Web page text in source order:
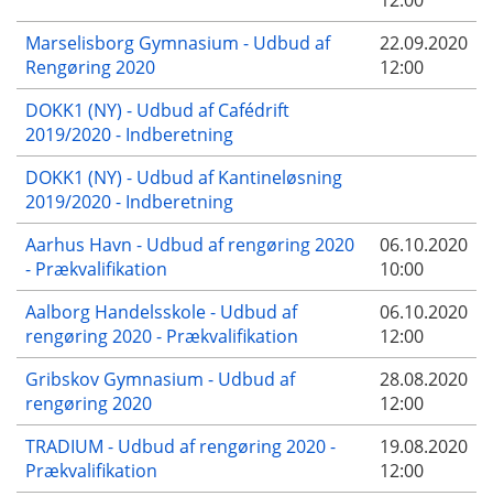
Marselisborg Gymnasium - Udbud af
Rengøring 2020
22.09.2020
12:00
DOKK1 (NY) - Udbud af Cafédrift
2019/2020 - Indberetning
DOKK1 (NY) - Udbud af Kantineløsning
2019/2020 - Indberetning
Aarhus Havn - Udbud af rengøring 2020
- Prækvalifikation
06.10.2020
10:00
Aalborg Handelsskole - Udbud af
rengøring 2020 - Prækvalifikation
06.10.2020
12:00
Gribskov Gymnasium - Udbud af
rengøring 2020
28.08.2020
12:00
TRADIUM - Udbud af rengøring 2020 -
Prækvalifikation
19.08.2020
12:00